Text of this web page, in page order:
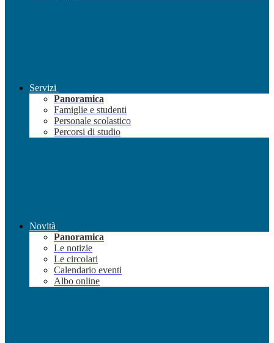
Servizi
Panoramica
Famiglie e studenti
Personale scolastico
Percorsi di studio
Novità
Panoramica
Le notizie
Le circolari
Calendario eventi
Albo online